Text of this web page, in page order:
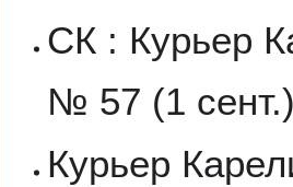
СК : Курьер
№ 57 (1
Курьер